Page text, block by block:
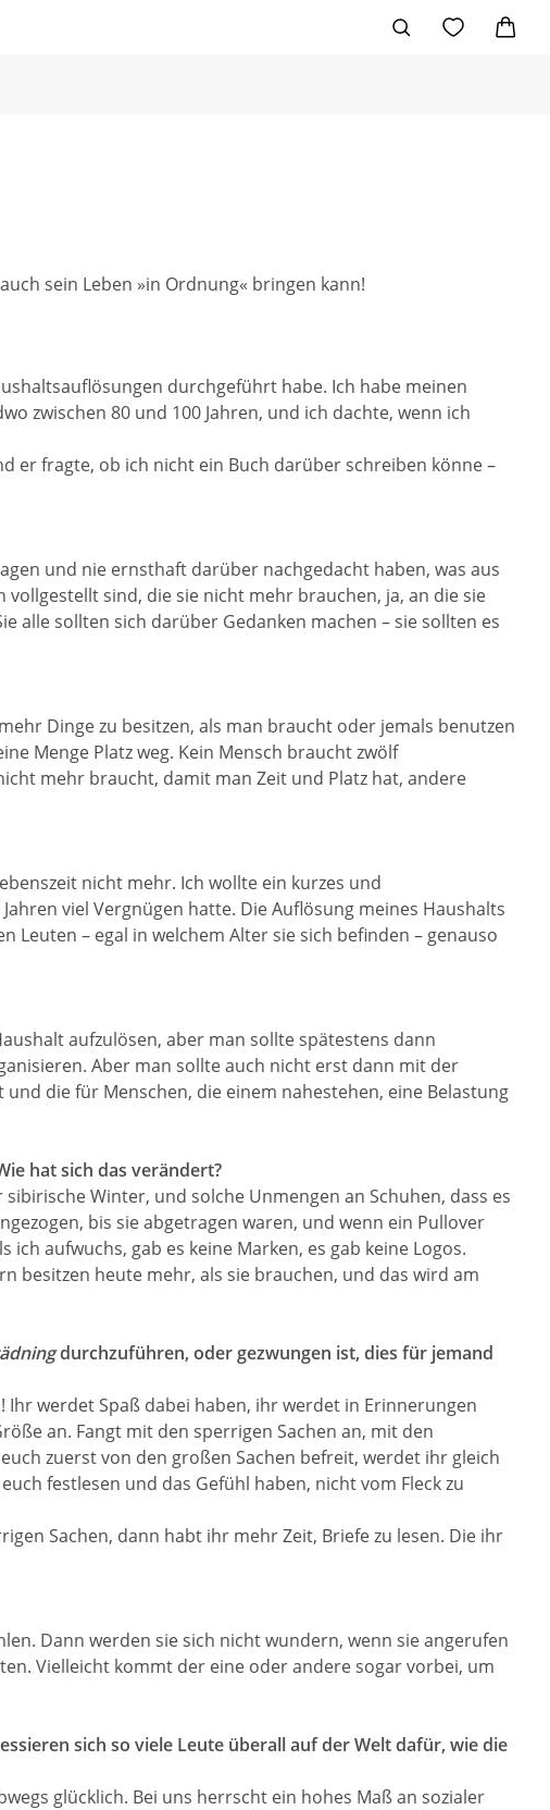
sein Leben »in Ordnung« bringen kann!
durchgeführt habe. Ich habe meinen
zwischen 80 und 100 Jahren, und ich dachte, wenn ich
er fragte, ob ich nicht ein Buch darüber schreiben könne –
und nie ernsthaft darüber nachgedacht haben, was aus
sind, die sie nicht mehr brauchen, ja, an die sie
alle sollten sich darüber Gedanken machen – sie sollten es
Dinge zu besitzen, als man braucht oder jemals benutzen
Menge Platz weg. Kein Mensch braucht zwölf
mehr braucht, damit man Zeit und Platz hat, andere
nicht mehr. Ich wollte ein kurzes und
viel Vergnügen hatte. Die Auflösung meines Haushalts
– egal in welchem Alter sie sich befinden – genauso
aufzulösen, aber man sollte spätestens dann
Aber man sollte auch nicht erst dann mit der
die für Menschen, die einem nahestehen, eine Belastung
hat sich das verändert?
Winter, und solche Unmengen an Schuhen, dass es
bis sie abgetragen waren, und wenn ein Pullover
aufwuchs, gab es keine Marken, es gab keine Logos.
besitzen heute mehr, als sie brauchen, und das wird am
durchzuführen, oder gezwungen ist, dies für jemand
Ihr werdet Spaß dabei haben, ihr werdet in Erinnerungen
an. Fangt mit den sperrigen Sachen an, mit den
zuerst von den großen Sachen befreit, werdet ihr gleich
festlesen und das Gefühl haben, nicht vom Fleck zu
Sachen, dann habt ihr mehr Zeit, Briefe zu lesen. Die ihr
Dann werden sie sich nicht wundern, wenn sie angerufen
Vielleicht kommt der eine oder andere sogar vorbei, um
sich so viele Leute überall auf der Welt dafür, wie die
glücklich. Bei uns herrscht ein hohes Maß an sozialer